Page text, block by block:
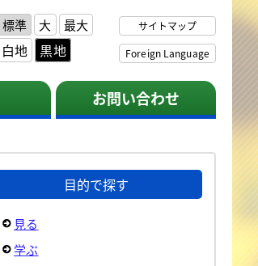
標準 大 最大
白地 黒地
サイトマップ
Foreign Language
お問い合わせ
目的で探す
見る
学ぶ